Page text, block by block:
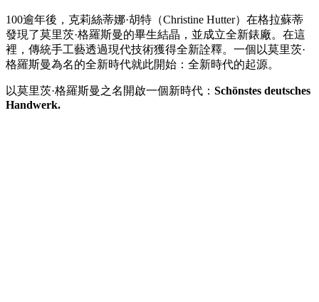
100逾年後，克莉絲蒂娜·胡特（Christine Hutter）在格拉蘇蒂
發現了莫里茨·格羅斯曼的畢生結晶，並成立全新錶廠。在這
裡，傳統手工藝透過現代技術獲得全新詮釋。一個以莫里茨·
格羅斯曼為名的全新時代就此開始：全新時代的起源。
以莫里茨·格羅斯曼之名開啟一個新時代： Schönstes deutsches
Handwerk.